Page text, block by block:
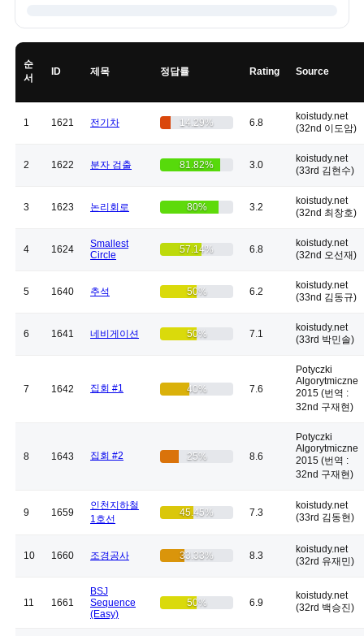
순
서
ID 제목 정답률 Rating Source
1 1621 전기차 14.29% 6.8
koistudy.net
(32nd 이도암)
2 1622 분자 검출 81.82% 3.0
koistudy.net
(33rd 김현수)
3 1623 논리회로 80% 3.2
koistudy.net
(32nd 최창호)
4 1624
Smallest
Circle
57.14% 6.8
koistudy.net
(32nd 오선재)
5 1640 추석 50% 6.2
koistudy.net
(33nd 김동규)
6 1641 네비게이션 50% 7.1
koistudy.net
(33rd 박민솔)
7 1642 집회 #1 40% 7.6
Potyczki
Algorytmiczne
2015 (번역 :
32nd 구재현)
8 1643 집회 #2 25% 8.6
Potyczki
Algorytmiczne
2015 (번역 :
32nd 구재현)
9 1659
인천지하철
1호선
45.45% 7.3
koistudy.net
(33rd 김동현)
10 1660 조경공사 33.33% 8.3
koistudy.net
(32rd 유재민)
11 1661
BSJ
Sequence
(Easy)
50% 6.9
koistudy.net
(32rd 백승진)